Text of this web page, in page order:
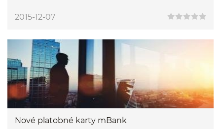
2015-12-07
Nové platobné karty mBank